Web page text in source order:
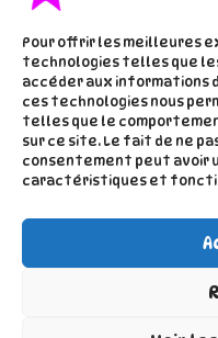
Pour offrir les meilleures
technologies telles que
accéder aux informations
ces technologies nous
telles que le
sur ce site. Le fait de ne
consentement peut avoir
caractéristiques et
Accueil ·
À